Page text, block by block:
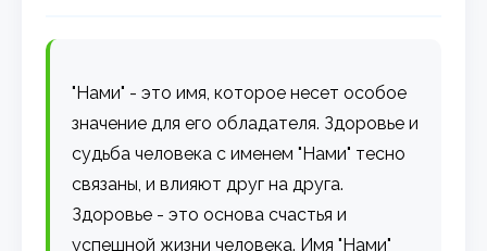
"Нами" - это имя, которое несет особое
значение для его обладателя. Здоровье и
судьба человека с именем "Нами" тесно
связаны, и влияют друг на друга.
Здоровье - это основа счастья и
успешной жизни человека. Имя "Нами"